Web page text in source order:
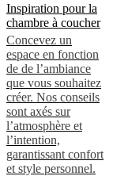
Inspiration pour la
chambre à coucher
Concevez un
espace en fonction
de de l’ambiance
que vous souhaitez
créer. Nos conseils
sont axés sur
l’atmosphère et
l’intention,
garantissant confort
et style personnel.